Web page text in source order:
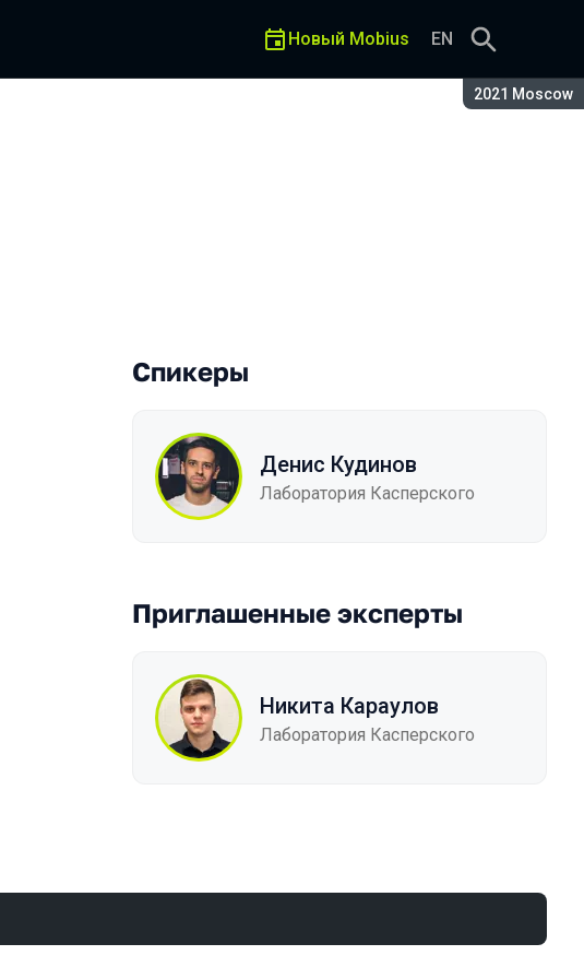
Сезон:
2021 Moscow
Новый Mobius EN
Network Extension
Спикеры
Денис Кудинов
Лаборатория Касперского
Приглашенные эксперты
Никита Караулов
Лаборатория Касперского